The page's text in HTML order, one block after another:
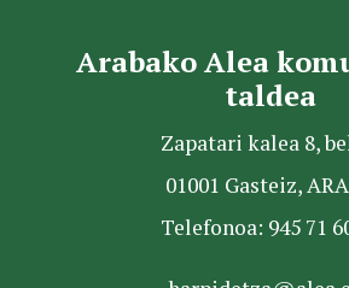
Arabako Alea
taldea
Zapatari kalea 8,
01001 Gasteiz,
Telefonoa: 945 71